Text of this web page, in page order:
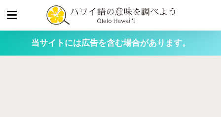
当サイトには広告を含む場合があります。